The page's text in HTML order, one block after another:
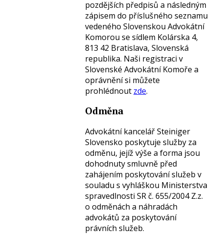
pozdějších předpisů a následným
zápisem do příslušného seznamu
vedeného Slovenskou Advokátní
Komorou se sídlem Kolárska 4,
813 42 Bratislava, Slovenská
republika. Naši registraci v
Slovenské Advokátní Komoře a
oprávnění si můžete
prohlédnout zde.
Odměna
Advokátní kancelář Steiniger
Slovensko poskytuje služby za
odměnu, jejíž výše a forma jsou
dohodnuty smluvně před
zahájením poskytování služeb v
souladu s vyhláškou Ministerstva
spravedlnosti SR č. 655/2004 Z.z.
o odměnách a náhradách
advokátů za poskytování
právních služeb.